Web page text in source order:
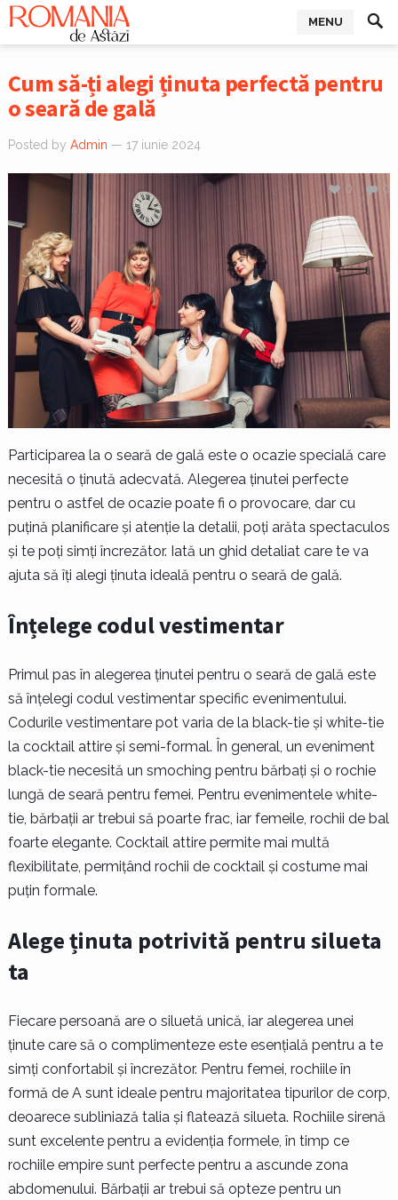
MENU
Cum să-ți alegi ținuta perfectă pentru
o seară de gală
Posted by Admin — 17 iunie 2024
0
0
Participarea la o seară de gală este o ocazie specială care
necesită o ținută adecvată. Alegerea ținutei perfecte
pentru o astfel de ocazie poate fi o provocare, dar cu
puțină planificare și atenție la detalii, poți arăta spectaculos
și te poți simți încrezător. Iată un ghid detaliat care te va
ajuta să îți alegi ținuta ideală pentru o seară de gală.
Înțelege codul vestimentar
Primul pas în alegerea ținutei pentru o seară de gală este
să înțelegi codul vestimentar specific evenimentului.
Codurile vestimentare pot varia de la black-tie și white-tie
la cocktail attire și semi-formal. În general, un eveniment
black-tie necesită un smoching pentru bărbați și o rochie
lungă de seară pentru femei. Pentru evenimentele white-
tie, bărbații ar trebui să poarte frac, iar femeile, rochii de bal
foarte elegante. Cocktail attire permite mai multă
flexibilitate, permițând rochii de cocktail și costume mai
puțin formale.
Alege ținuta potrivită pentru silueta
ta
Fiecare persoană are o siluetă unică, iar alegerea unei
ținute care să o complimenteze este esențială pentru a te
simți confortabil și încrezător. Pentru femei, rochiile în
formă de A sunt ideale pentru majoritatea tipurilor de corp,
deoarece subliniază talia și flatează silueta. Rochiile sirenă
sunt excelente pentru a evidenția formele, în timp ce
rochiile empire sunt perfecte pentru a ascunde zona
abdomenului. Bărbații ar trebui să opteze pentru un